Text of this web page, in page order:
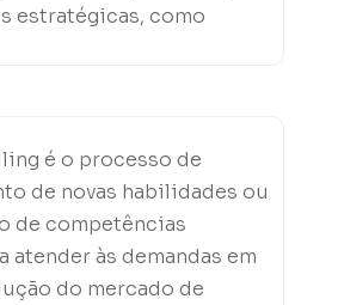
estratégicas, como
é o processo de
de novas habilidades ou
de competências
atender às demandas em
do mercado de